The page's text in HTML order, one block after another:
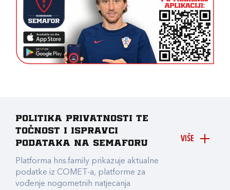
VIŠE
Politika privatnosti te
točnost i ispravci
podataka na Semaforu
Platforma hns.family prikazuje aktualne
podatke iz COMET-a, platforme za
vođenje nogometnih natjecanja